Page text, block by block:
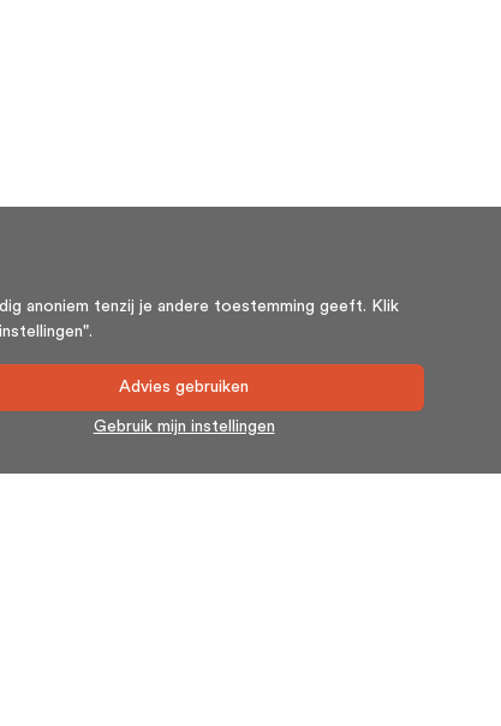
anoniem tenzij je andere toestemming geeft. Klik
Advies gebruiken
Gebruik mijn instellingen